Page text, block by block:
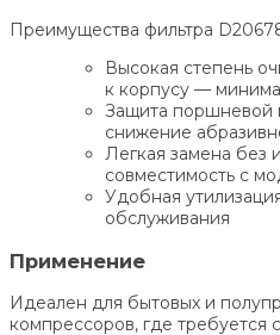
Преимущества фильтра
Высокая степень
к корпусу —
Защита поршневой
снижение
Легкая замена без
совместимость с
Удобная
обслуживания
Применение
Идеален для бытовых и
компрессоров, где требуется